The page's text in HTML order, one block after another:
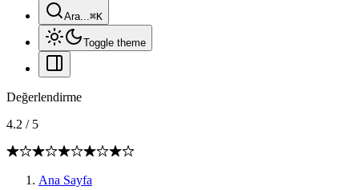
Ara...⌘K
Toggle theme
Değerlendirme
4.2 / 5
Ana Sayfa